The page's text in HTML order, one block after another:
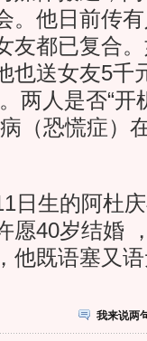
。他日前传
友都已复合
也送女友5千
两人是否“开
（恐慌症）
生的阿杜庆
愿40岁结婚
他既语塞又
我来说两